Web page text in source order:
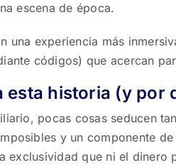
escena de época.
una experiencia más
códigos) que acercan
esta historia (y por
pocas cosas seducen
y un componente
exclusividad que ni el dinero